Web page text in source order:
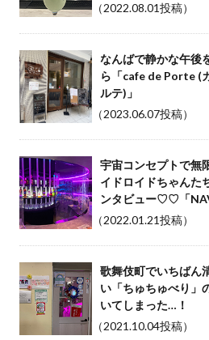
（2022.08.01投稿）
なんばで静かな午後
ら「cafe de Porte (
ルテ)」
（2023.06.07投稿）
宇宙コンセプトで無
イドロイドちゃんた
ンタビュー♡♡「
（2022.01.21投稿）
歌舞伎町でいちばん
い「ちゅちゅべり」
いてしまった…！
（2021.10.04投稿）